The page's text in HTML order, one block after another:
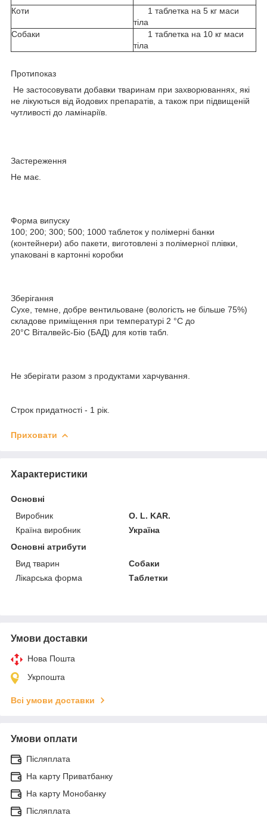
Коти
1 таблетка на 5 кг маси
тіла
Собаки
1 таблетка на 10 кг маси
тіла
Протипоказ
Не застосовувати добавки тваринам при захворюваннях, які
не лікуються від йодових препаратів, а також при підвищеній
чутливості до ламінаріїв.
Застереження
Не має.
Форма випуску
100; 200; 300; 500; 1000 таблеток у полімерні банки
(контейнери) або пакети, виготовлені з полімерної плівки,
упаковані в картонні коробки
Зберігання
Сухе, темне, добре вентильоване (вологість не більше 75%)
складове приміщення при температурі 2 °С до
20°С Віталвейс-Біо (БАД) для котів табл.
Не зберігати разом з продуктами харчування.
Строк придатності - 1 рік.
Приховати
Характеристики
Основні
Виробник
O. L. KAR.
Країна виробник
Україна
Основні атрибути
Вид тварин
Собаки
Лікарська форма
Таблетки
Умови доставки
Нова Пошта
Укрпошта
Всі умови доставки
Умови оплати
Післяплата
На карту Приватбанку
На карту Монобанку
Післяплата